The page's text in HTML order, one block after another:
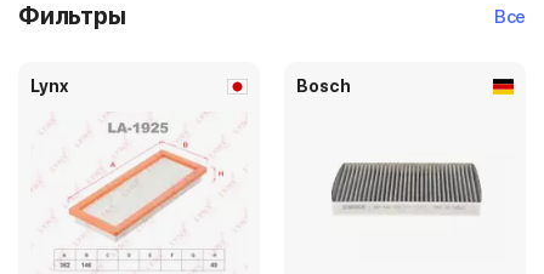
Фильтры Все
Lynx Bosch